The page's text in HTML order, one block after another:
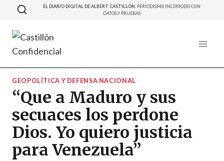
Saltar
contenido
EL DIARIO DIGITAL DE ALBERT CASTILLÓN. PERIODISMO INCÓMODO CON
DATOS Y PRUEBAS
GEOPOLÍTICA Y DEFENSA NACIONAL
“Que a Maduro y sus
secuaces los perdone
Dios. Yo quiero justicia
para Venezuela”